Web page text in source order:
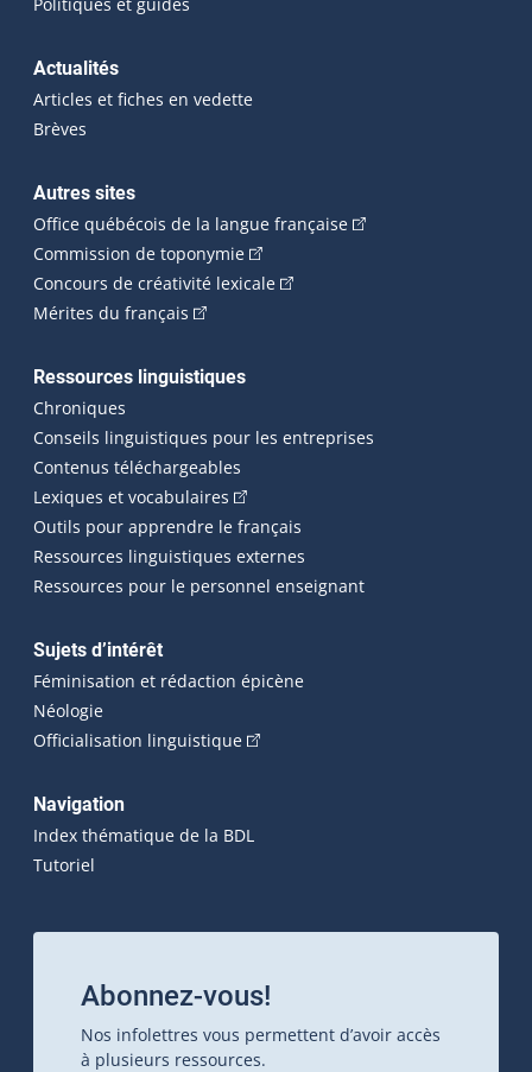
Actualités
Articles et fiches en vedette
Brèves
Autres sites
Office québécois de la langue française(Cet hyperlien
Commission de toponymie(Cet hyperlien externe s'ouvrira
Concours de créativité lexicale(Cet hyperlien externe
Mérites du français (Cet hyperlien externe s'ouvrira dans une
Ressources linguistiques
Chroniques
Conseils linguistiques pour les entreprises
Contenus téléchargeables
Lexiques et vocabulaires (Cet hyperlien externe s'ouvrira
Outils pour apprendre le français
Ressources linguistiques externes
Ressources pour le personnel enseignant
Sujets d’intérêt
Féminisation et rédaction épicène
Néologie
Officialisation linguistique(Cet hyperlien externe s'ouvrira
Navigation
Index thématique de la BDL
Tutoriel
Abonnez-vous!
Nos infolettres vous permettent d’avoir accès
à plusieurs ressources.